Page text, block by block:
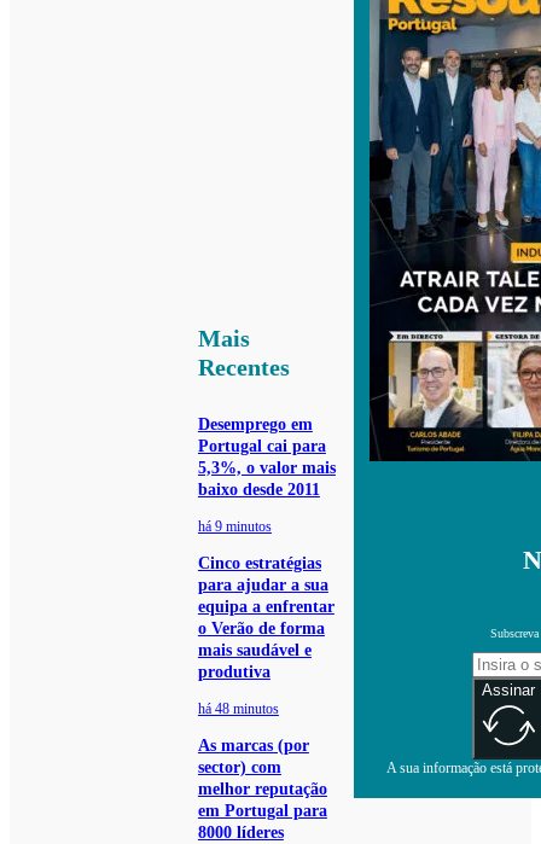
Mais
Recentes
Desemprego em
Portugal cai para
5,3%, o valor mais
baixo desde 2011
há 9 minutos
Cinco estratégias
para ajudar a sua
equipa a enfrentar
o Verão de forma
mais saudável e
produtiva
há 48 minutos
As marcas (por
sector) com
melhor reputação
em Portugal para
8000 líderes
Assinar
A sua informação está